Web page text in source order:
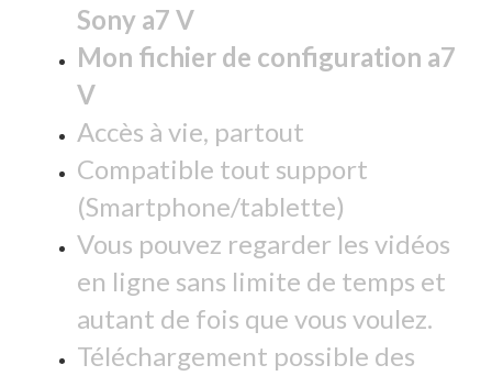
Sony a7 V
Mon fichier de configuration a7
V
Accès à vie, partout
Compatible tout support
(Smartphone/tablette)
Vous pouvez regarder les vidéos
en ligne sans limite de temps et
autant de fois que vous voulez.
Téléchargement possible des